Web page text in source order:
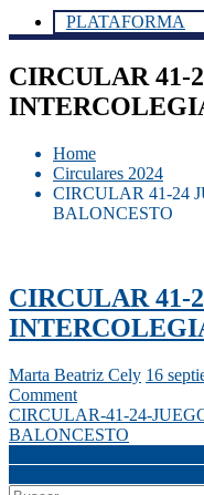
PLATAFORMA
CIRCULAR 41-
Home
Circulares 2024
CIRCULAR 41-24
BALONCESTO
CIRCULAR 41-
Marta Beatriz Cely 16
Comment
CIRCULAR-41-24-
BALONCESTO